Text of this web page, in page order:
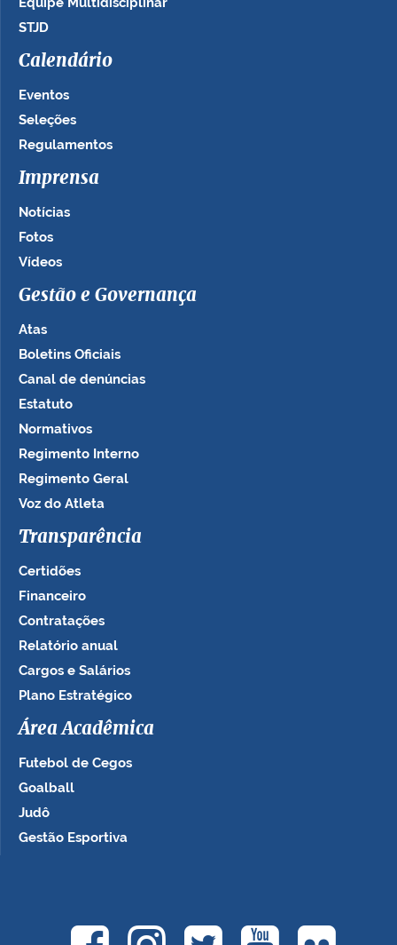
STJD
Calendário
Eventos
Seleções
Regulamentos
Imprensa
Notícias
Fotos
Vídeos
Gestão e Governança
Atas
Boletins Oficiais
Canal de denúncias
Estatuto
Normativos
Regimento Interno
Regimento Geral
Voz do Atleta
Transparência
Certidões
Financeiro
Contratações
Relatório anual
Cargos e Salários
Plano Estratégico
Área Acadêmica
Futebol de Cegos
Goalball
Judô
Gestão Esportiva